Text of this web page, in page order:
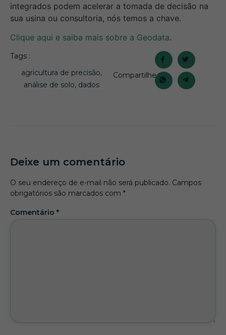
integrados podem acelerar a tomada de decisão na
sua usina ou consultoria, nós temos a chave.
Clique aqui e saiba mais sobre a Geodata.
Tags :
agricultura de precisão,
análise de solo, dados
Compartilhe
Deixe um comentário
O seu endereço de e-mail não será publicado. Campos
obrigatórios são marcados com *
Comentário *